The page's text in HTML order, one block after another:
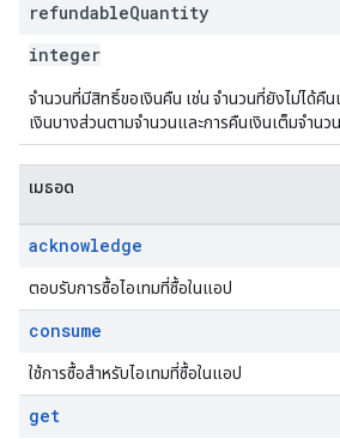
refundableQuantity
integer
จำนวนที่มีสิทธิ์ขอเงินคืน เช่น จำนวนที่ยังไม่ได้คื
เงินบางส่วนตามจำนวนและการคืนเงินเต็มจำนวน
เมธอด
acknowledge
ตอบรับการซื้อไอเทมที่ซื้อในแอป
consume
ใช้การซื้อสำหรับไอเทมที่ซื้อในแอป
get